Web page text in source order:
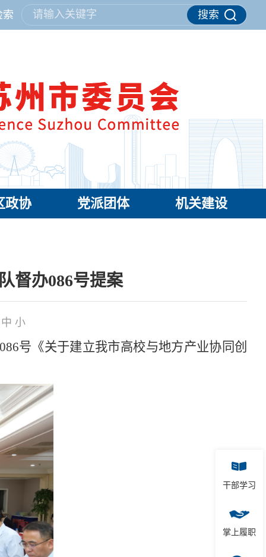
索 请输入关键字 搜索
政协 党派团体 机关建设
督办086号提案
中 小
号《关于建立我市高校与地方产业协同创
干部学习
掌上履职